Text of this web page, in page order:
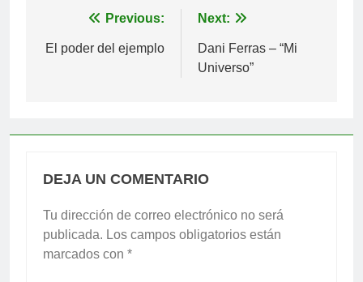
Navegación
de
Previous:
El poder del ejemplo
Next:
Dani Ferras – “Mi
Universo”
DEJA UN COMENTARIO
Tu dirección de correo electrónico no será
publicada. Los campos obligatorios están
marcados con *